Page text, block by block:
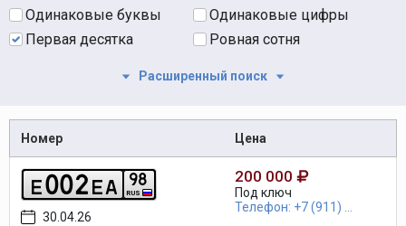
Одинаковые буквы
Одинаковые цифры
Первая десятка
Ровная сотня
Расширенный поиск
Номер Цена
e002ea RUS
98
30.04.26
200 000
Под ключ
Телефон: +7 (911) ...